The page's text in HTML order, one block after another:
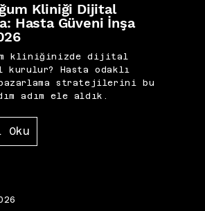
Kliniği Dijital
Hasta Güveni İnşa
kliniğinizde dijital
kurulur? Hasta odaklı
stratejilerini bu
adım ele aldık.
Oku